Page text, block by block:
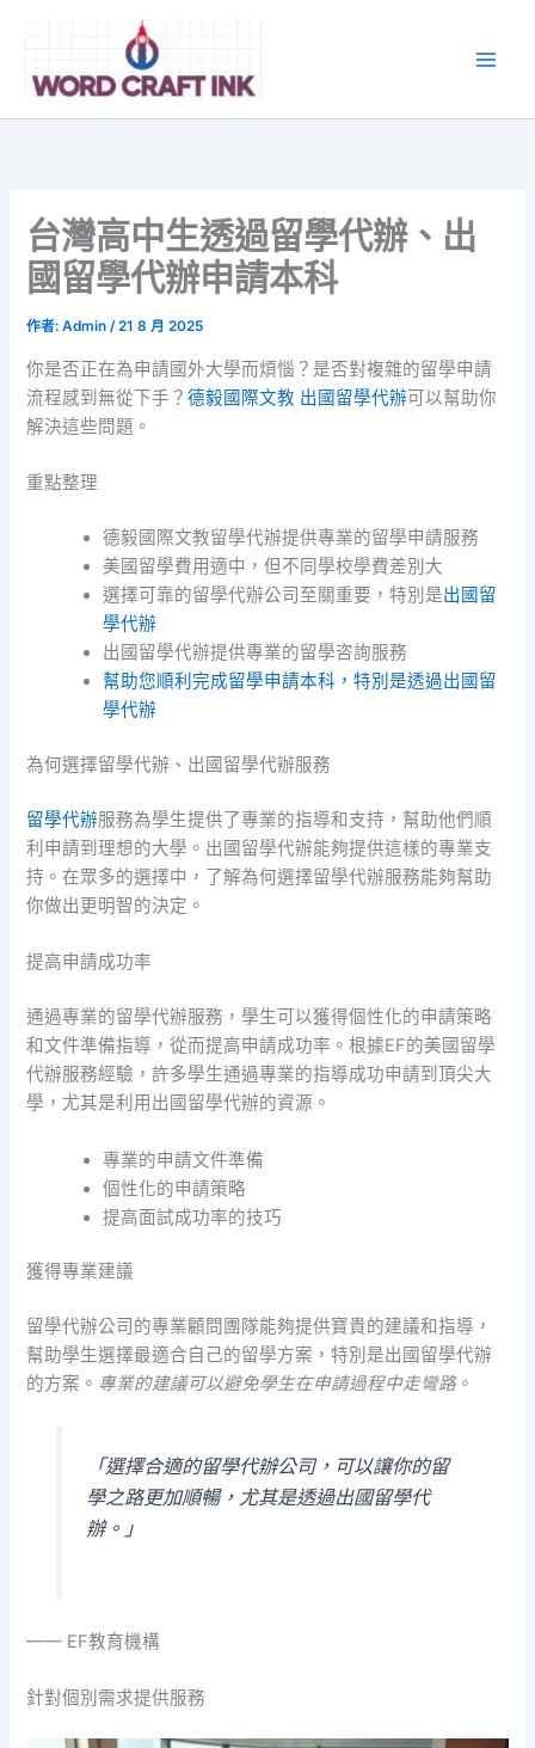
台灣高中生透過留學代辦、出
國留學代辦申請本科
作者:Admin/21 8 月 2025
你是否正在為申請國外大學而煩惱？是否對複雜的留學申請
流程感到無從下手？德毅國際文教 出國留學代辦可以幫助你
解決這些問題。
重點整理
德毅國際文教留學代辦提供專業的留學申請服務
美國留學費用適中，但不同學校學費差別大
選擇可靠的留學代辦公司至關重要，特別是出國留
學代辦
出國留學代辦提供專業的留學咨詢服務
幫助您順利完成留學申請本科，特別是透過出國留
學代辦
為何選擇留學代辦、出國留學代辦服務
留學代辦服務為學生提供了專業的指導和支持，幫助他們順
利申請到理想的大學。出國留學代辦能夠提供這樣的專業支
持。在眾多的選擇中，了解為何選擇留學代辦服務能夠幫助
你做出更明智的決定。
提高申請成功率
通過專業的留學代辦服務，學生可以獲得個性化的申請策略
和文件準備指導，從而提高申請成功率。根據EF的美國留學
代辦服務經驗，許多學生通過專業的指導成功申請到頂尖大
學，尤其是利用出國留學代辦的資源。
專業的申請文件準備
個性化的申請策略
提高面試成功率的技巧
獲得專業建議
留學代辦公司的專業顧問團隊能夠提供寶貴的建議和指導，
幫助學生選擇最適合自己的留學方案，特別是出國留學代辦
的方案。 專業的建議可以避免學生在申請過程中走彎路。
「選擇合適的留學代辦公司，可以讓你的留
學之路更加順暢，尤其是透過出國留學代
辦。」
—— EF教育機構
針對個別需求提供服務